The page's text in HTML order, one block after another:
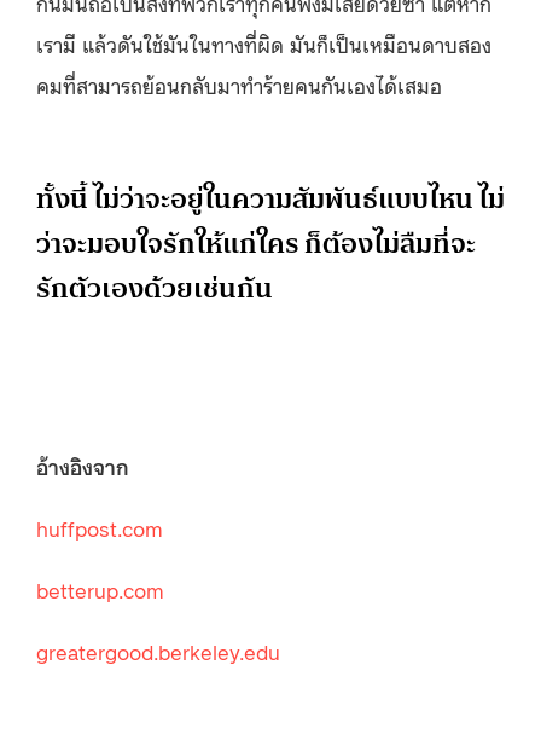
เรามี แล้วดันใช้มันในทางที่ผิด มันก็เป็นเหมือนดาบสอง
คมที่สามารถย้อนกลับมาทำร้ายคนกันเองได้เสมอ
ทั้งนี้ ไม่ว่าจะอยู่ในความสัมพันธ์แบบไหน ไม่
ว่าจะมอบใจรักให้แก่ใคร ก็ต้องไม่ลืมที่จะ
รักตัวเองด้วยเช่นกัน
อ้างอิงจาก
huffpost.com
betterup.com
greatergood.berkeley.edu